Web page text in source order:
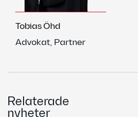
Tobias Öhd
Advokat, Partner
Relaterade
nyheter